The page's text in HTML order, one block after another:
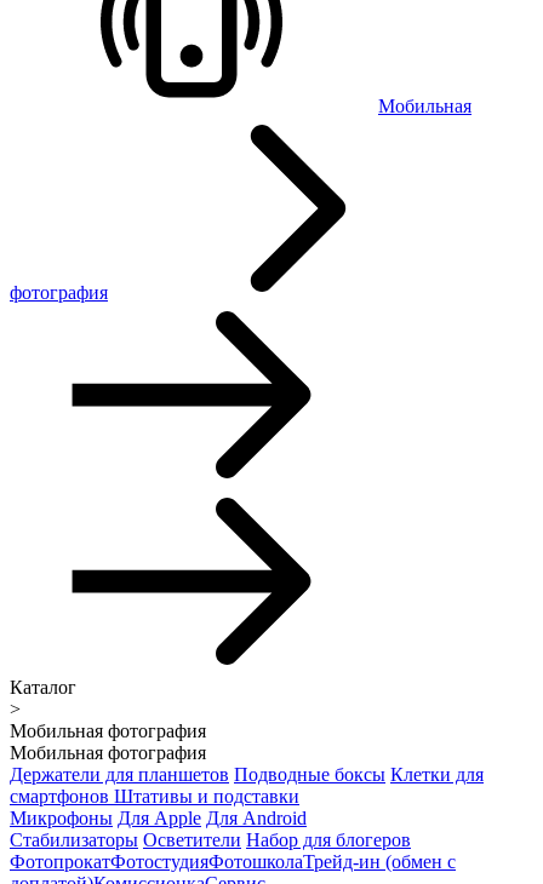
Мобильная
фотография
Каталог
>
Мобильная фотография
Мобильная фотография
Держатели для планшетов Подводные боксы Клетки для
смартфонов Штативы и подставки
Микрофоны Для Apple Для Android
Стабилизаторы Осветители Набор для блогеров
ФотопрокатФотостудияФотошколаТрейд-ин (обмен с